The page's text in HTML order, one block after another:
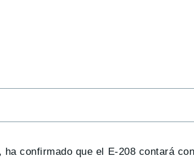
, ha confirmado que el E-208 contará